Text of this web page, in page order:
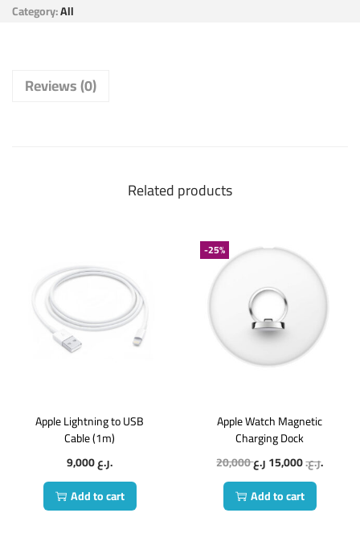
Category:All
Reviews (0)
Related products
Apple Lightning to USB
Cable (1m)
9,000
ر.ع.
Add to cart
-25%
Apple Watch Magnetic
Charging Dock
20,000
ر.ع.15,000
ر.ع.
Add to cart